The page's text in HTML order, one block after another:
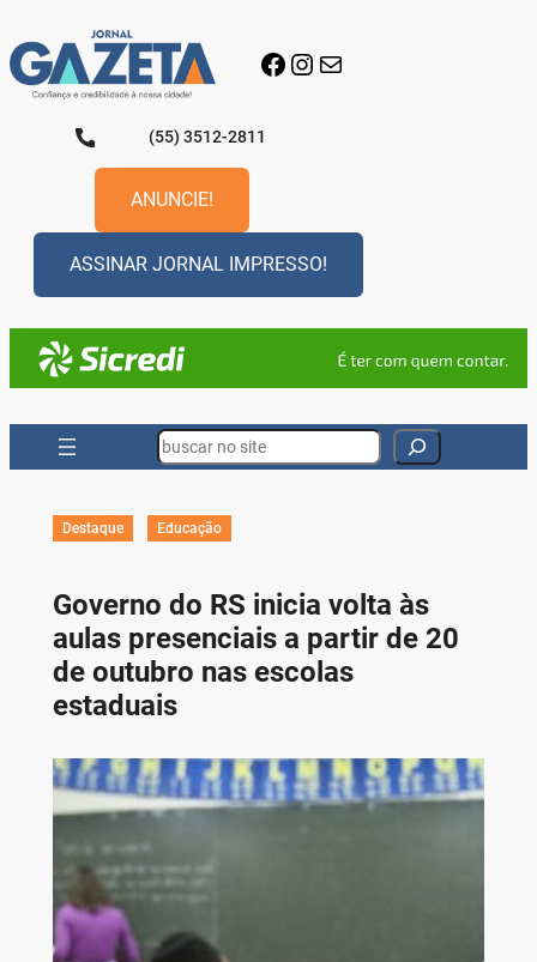
para
o
conteúdo
Facebook
Instagram
E-mail
(55) 3512-2811
ANUNCIE!
ASSINAR JORNAL IMPRESSO!
Search
Destaque Educação
Governo do RS inicia volta às
aulas presenciais a partir de 20
de outubro nas escolas
estaduais